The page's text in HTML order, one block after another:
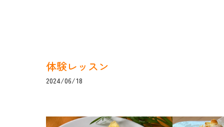
体験レッスン
2024/06/18